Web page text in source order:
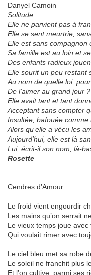
Danyel Camoin
Solitude
Elle ne parvient pas à
Elle se sent meurtrie,
Elle est sans compagnon
Sa famille est au loin et
Des enfants radieux
Elle sourit un peu restant
Au nom de quelle loi,
De l’aimer au grand jour
Elle avait tant et tant
Acceptant sans compter
Insultée, bafouée
Alors qu’elle a vécu les
Aujourd’hui, elle est là
Lui, écrit-il son nom, là-
Rosette
Cendres d’Amour
Le froid vient engourdir
Les mains qu’on serrait
Le vieux temps joue avec
Qui voulait rimer avec
Le ciel bleu met sa robe
Le soleil ne franchit plus
Et l’on cultive, parmi ses